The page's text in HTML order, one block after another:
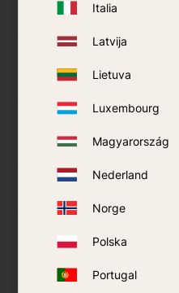
Italia
Latvija
Lietuva
Luxembourg
Magyarország
Nederland
Norge
Polska
Portugal
Ką reiškia išleisti SND
srautas būtų grynas?
kitą priemonę, o ne
Kvapai